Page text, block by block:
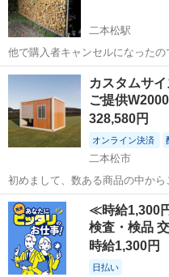
二本松駅
他で購入者キャンセルになった
値下げいたしました！ 未乾燥の桜の薪になります！軽トラ1台あおり
までの価格になります！大体35
36.7センチがほとんどです...
福島 二本松市 二本松駅
カスタムサ
ご提供
328,580円
オンライン決済
二本松市
初めまして、数ある商品の中か
ます。 ご新規のお客様は、即落
をお願いしております 配置や追加オプションも自由自在、定番サイズ
だけではなく特注サイズでも...
福島 二本松市 その他
≪時給1,300
検査・検品
時給1,300円
日払い